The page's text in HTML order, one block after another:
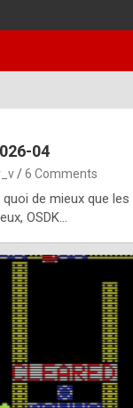
i
u
l
y
d
04
6 Comments
de mieux que
OSDK…